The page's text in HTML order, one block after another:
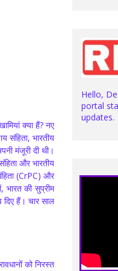
क्या हैं? नए
संहिता, भारतीय
मंजूरी दी थी।
और भारतीय
(CrPC) और
भारत की सुप्रीम
हैं। चार साल
को निरस्त
Hello,
portal
updates.